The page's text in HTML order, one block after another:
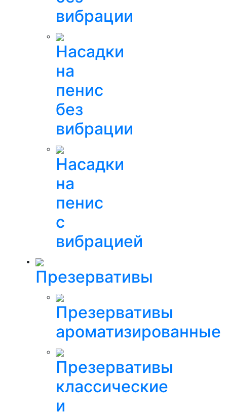
вибрации
Насадки
на
пенис
без
вибрации
Насадки
на
пенис
с
вибрацией
Презервативы
Презервативы
ароматизированные
Презервативы
классические
и